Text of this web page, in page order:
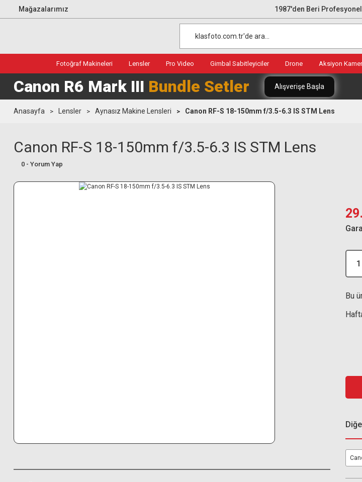
Mağazalarımız 1987'den Beri
Fotoğraf Makineleri Lensler Pro Video Gimbal Sabitleyiciler Drone Aksiyon
Canon R6 Mark III Bundle Setler Alışverişe Başla
Anasayfa Lensler Aynasız Makine Lensleri Canon RF-S 18-150mm f/3.5-6.3 IS STM Lens
Canon RF-S 18-150mm f/3.5-6.3 IS STM Lens
0 - Yorum Yap
Bu